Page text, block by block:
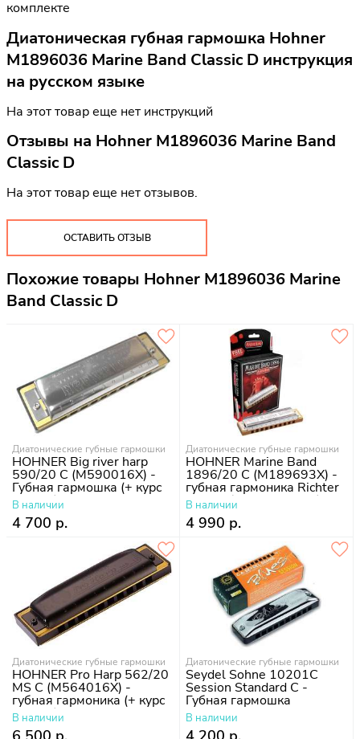
комплекте
Диатоническая губная гармошка Hohner
M1896036 Marine Band Classic D инструкция
на русском языке
На этот товар еще нет инструкций
Отзывы на Hohner M1896036 Marine Band
Classic D
На этот товар еще нет отзывов.
ОСТАВИТЬ ОТЗЫВ
Похожие товары Hohner M1896036 Marine
Band Classic D
Диатонические губные гармошки
HOHNER Big river harp
590/20 C (M590016X) -
Губная гармошка (+ курс
уроков)
В наличии
4 700 р.
Диатонические губные гармошки
HOHNER Marine Band
1896/20 C (M189693X) -
губная гармоника Richter
Classic (+ курс уроков)
В наличии
4 990 р.
Диатонические губные гармошки
HOHNER Pro Harp 562/20
MS C (M564016X) -
губная гармоника (+ курс
уроков)
В наличии
Диатонические губные гармошки
Seydel Sohne 10201C
Session Standard C -
Губная гармошка
В наличии